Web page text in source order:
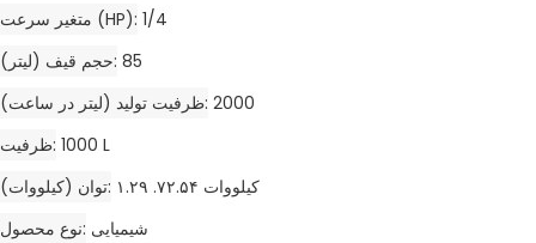
متغیر سرعت (HP) 1/4
حجم قیف (لیتر) 85
ظرفیت تولید (لیتر در ساعت) 2000
ظرفیت 1000 L
توان (کیلووات)
۱.۲۹ .۷۲.۵۴ کیلووات
نوع محصول شیمیایی